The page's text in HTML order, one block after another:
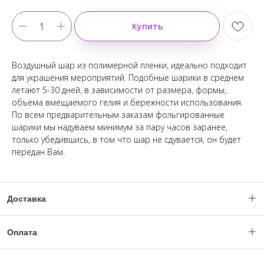
Купить
Воздушный шар из полимерной пленки, идеально подходит
для украшения мероприятий. Подобные шарики в среднем
летают 5-30 дней, в зависимости от размера, формы,
объёма вмещаемого гелия и бережности использования.
По всем предварительным заказам фольгированные
шарики мы надуваем минимум за пару часов заранее,
только убедившись, в том что шар не сдувается, он будет
передан Вам.
Доставка
(Ночное время по согласованию с менеджером).
Оплата